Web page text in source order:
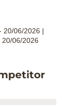
20/06/2026 |
20/06/2026